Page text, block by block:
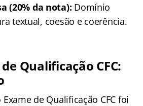
(20% da nota): Domínio
textual, coesão e coerência.
Qualificação CFC:
de Qualificação CFC foi